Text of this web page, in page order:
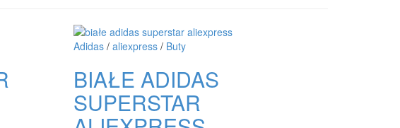
Adidas / aliexpress / Buty
BIAŁE ADIDAS
SUPERSTAR